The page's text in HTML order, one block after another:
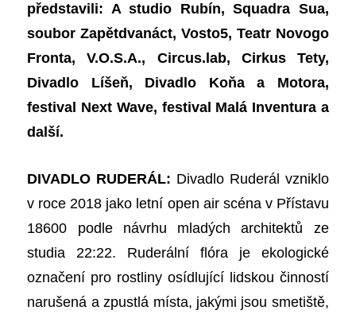
představili: A studio Rubín, Squadra Sua,
soubor Zapětdvanáct, Vosto5, Teatr Novogo
Fronta, V.O.S.A., Circus.lab, Cirkus Tety,
Divadlo Líšeň, Divadlo Koňa a Motora,
festival Next Wave, festival Malá Inventura a
další.
DIVADLO RUDERÁL: Divadlo Ruderál vzniklo
v roce 2018 jako letní open air scéna v Přístavu
18600 podle návrhu mladých architektů ze
studia 22:22. Ruderální flóra je ekologické
označení pro rostliny osídlující lidskou činností
narušená a zpustlá místa, jakými jsou smetiště,